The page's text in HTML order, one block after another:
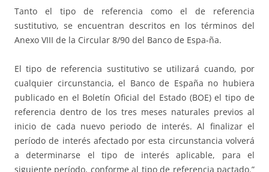
Tanto el tipo de referencia como el de referencia
sustitutivo, se encuentran descritos en los términos del
Anexo VIII de la Circular 8/90 del Banco de Espa-ña.
El tipo de referencia sustitutivo se utilizará cuando, por
cualquier circunstancia, el Banco de España no hubiera
publicado en el Boletín Oficial del Estado (BOE) el tipo de
referencia dentro de los tres meses naturales previos al
inicio de cada nuevo periodo de interés. Al finalizar el
período de interés afectado por esta circunstancia volverá
a determinarse el tipo de interés aplicable, para el
siguiente período, conforme al tipo de referencia pactado.”